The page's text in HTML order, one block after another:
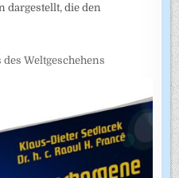
dargestellt, die den
Weltgeschehens